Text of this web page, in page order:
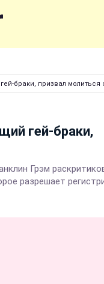
браки, призвал молиться
гей-браки,
Грэм
разрешает